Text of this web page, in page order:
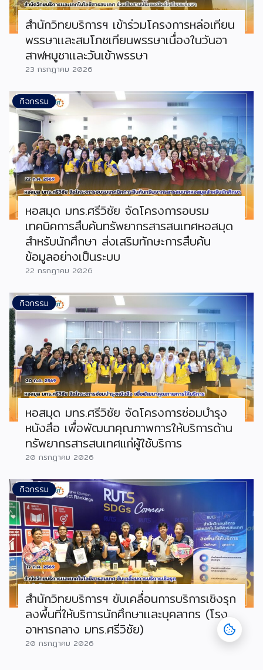
สำนักวิทยบริการฯ เข้าร่วมโครงการหล่อเทียน
พรรษาเเละสมโภชเทียนพรรษาเนื่องในวันอา
สาฬหบูชาเเละวันเข้าพรรษา
23 กรกฎาคม 2026
กิจกรรม
หอสมุด มทร.ศรีวิชัย จัดโครงการอบรม
เทคนิคการสืบค้นทรัพยากรสารสนเทศหอสมุด
สำหรับนักศึกษา ส่งเสริมทักษะการสืบค้น
ข้อมูลอย่างเป็นระบบ
22 กรกฎาคม 2026
กิจกรรม
หอสมุด มทร.ศรีวิชัย จัดโครงการซ่อมบำรุง
หนังสือ เพื่อพัฒนาคุณภาพการให้บริการด้าน
ทรัพยากรสารสนเทศแก่ผู้ใช้บริการ
20 กรกฎาคม 2026
กิจกรรม
สำนักวิทยบริการฯ ขับเคลื่อนการบริการเชิงรุก
ลงพื้นที่ให้บริการนักศึกษาเเละบุคลากร (โรง
อาหารกลาง มทร.ศรีวิชัย)
20 กรกฎาคม 2026